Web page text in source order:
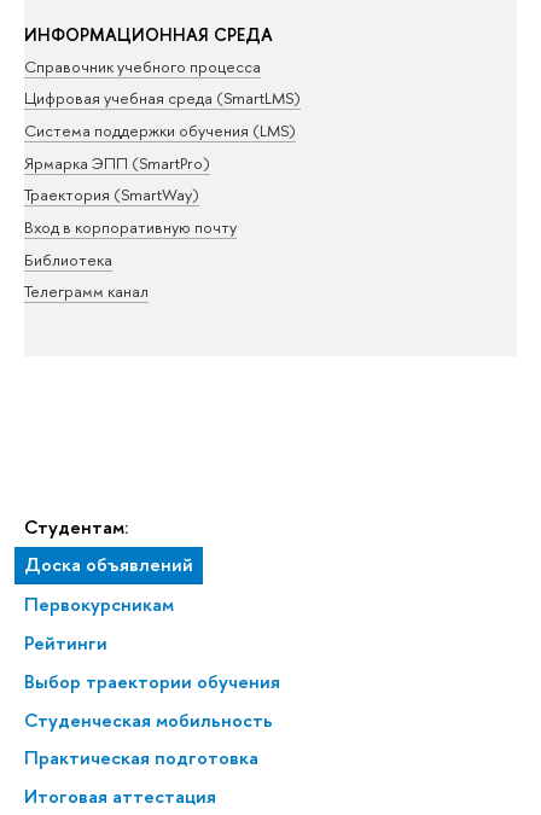
Студентам:
Доска объявлений
Первокурсникам
Рейтинги
Выбор траектории обучения
Студенческая мобильность
Практическая подготовка
Итоговая аттестация
ИНФОРМАЦИОННАЯ СРЕДА
Справочник учебного процесса
Цифровая учебная среда (SmartLMS)
Система поддержки обучения (LMS)
Ярмарка ЭПП (SmartPro)
Траектория (SmartWay)
Вход в корпоративную почту
Библиотека
Телеграмм канал